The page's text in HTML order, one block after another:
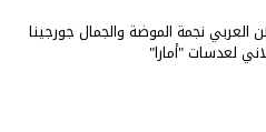
نجمة الموضة والجمال جورجينا
لعدسات "أمارا"